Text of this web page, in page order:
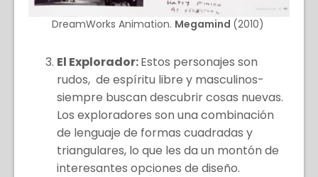
DreamWorks Animation. Megamind (2010)
El Explorador:Estos personajes son
rudos, de espíritu libre y masculinos-
siempre buscan descubrir cosas nuevas.
Los exploradores son una combinación
de lenguaje de formas cuadradas y
triangulares, lo que les da un montón de
interesantes opciones de diseño.